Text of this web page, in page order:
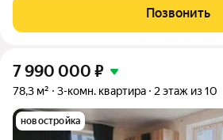
кухня, лоджия 6 метров. Окна
застеклена, счетчики на воду
Позвонить
7 990 000 ₽
78,3 м² 3-комн. квартира 2 этаж из 10
новостройка